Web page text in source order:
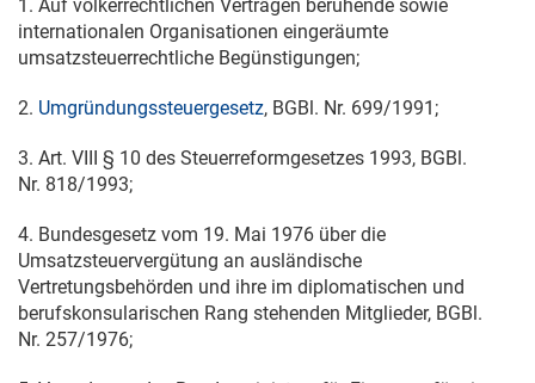
1. Auf völkerrechtlichen Verträgen beruhende sowie
internationalen Organisationen eingeräumte
umsatzsteuerrechtliche Begünstigungen;
2. Umgründungssteuergesetz, BGBl. Nr. 699/1991;
3. Art. VIII § 10 des Steuerreformgesetzes 1993, BGBl.
Nr. 818/1993;
4. Bundesgesetz vom 19. Mai 1976 über die
Umsatzsteuervergütung an ausländische
Vertretungsbehörden und ihre im diplomatischen und
berufskonsularischen Rang stehenden Mitglieder, BGBl.
Nr. 257/1976;